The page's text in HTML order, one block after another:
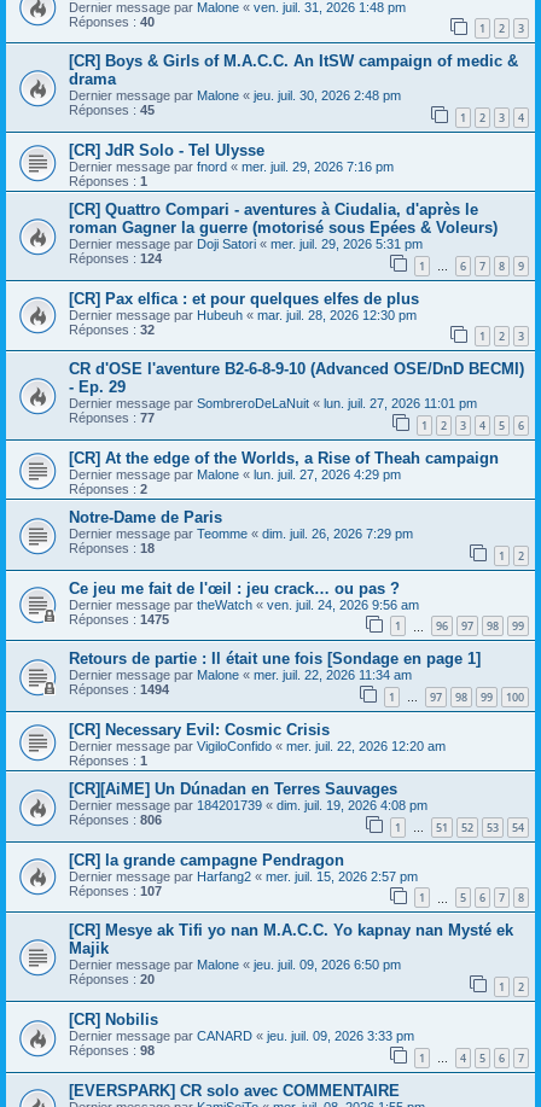
Dernier message par Malone « ven. juil. 31, 2026 1:48 pm
Réponses : 40 1 2 3
[CR] Boys & Girls of M.A.C.C. An ItSW campaign of medic &
drama
Dernier message par Malone « jeu. juil. 30, 2026 2:48 pm
Réponses : 45 1 2 3 4
[CR] JdR Solo - Tel Ulysse
Dernier message par fnord « mer. juil. 29, 2026 7:16 pm
Réponses : 1
[CR] Quattro Compari - aventures à Ciudalia, d'après le
roman Gagner la guerre (motorisé sous Epées & Voleurs)
Dernier message par Doji Satori « mer. juil. 29, 2026 5:31 pm
Réponses : 124 1 … 6 7 8 9
[CR] Pax elfica : et pour quelques elfes de plus
Dernier message par Hubeuh « mar. juil. 28, 2026 12:30 pm
Réponses : 32 1 2 3
CR d'OSE l'aventure B2-6-8-9-10 (Advanced OSE/DnD BECMI)
- Ep. 29
Dernier message par SombreroDeLaNuit « lun. juil. 27, 2026 11:01 pm
Réponses : 77 1 2 3 4 5 6
[CR] At the edge of the Worlds, a Rise of Theah campaign
Dernier message par Malone « lun. juil. 27, 2026 4:29 pm
Réponses : 2
Notre-Dame de Paris
Dernier message par Teomme « dim. juil. 26, 2026 7:29 pm
Réponses : 18 1 2
Ce jeu me fait de l'œil : jeu crack… ou pas ?
Dernier message par theWatch « ven. juil. 24, 2026 9:56 am
Réponses : 1475 1 96 97 98 99
Retours de partie : Il était une fois [Sondage en page 1]
Dernier message par Malone « mer. juil. 22, 2026 11:34 am
Réponses : 1494 1 … 97 98 99 100
[CR] Necessary Evil: Cosmic Crisis
Dernier message par VigiloConfido « mer. juil. 22, 2026 12:20 am
Réponses : 1
[CR][AiME] Un Dúnadan en Terres Sauvages
Dernier message par 184201739 « dim. juil. 19, 2026 4:08 pm
Réponses : 806 1 … 51 52 53 54
[CR] la grande campagne Pendragon
Dernier message par Harfang2 « mer. juil. 15, 2026 2:57 pm
Réponses : 107 1 5 6 7 8
[CR] Mesye ak Tifi yo nan M.A.C.C. Yo kapnay nan Mysté ek
Majik
Dernier message par Malone « jeu. juil. 09, 2026 6:50 pm
Réponses : 20 1 2
[CR] Nobilis
Dernier message par CANARD « jeu. juil. 09, 2026 3:33 pm
Réponses : 98 1 4 5 6 7
[EVERSPARK] CR solo avec COMMENTAIRE